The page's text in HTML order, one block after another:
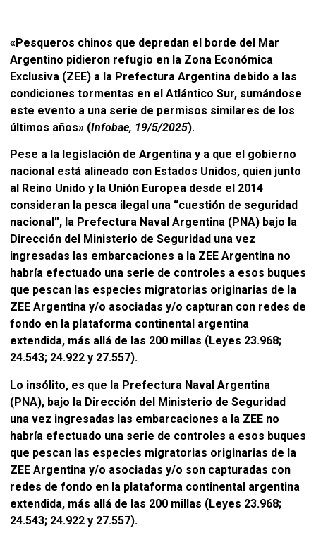
«Pesqueros chinos que depredan el borde del Mar
Argentino pidieron refugio en la Zona Económica
Exclusiva (ZEE) a la Prefectura Argentina debido a las
condiciones tormentas en el Atlántico Sur, sumándose
este evento a una serie de permisos similares de los
últimos años» (Infobae, 19/5/2025).
Pese a la legislación de Argentina y a que el gobierno
nacional está alineado con Estados Unidos, quien junto
al Reino Unido y la Unión Europea desde el 2014
consideran la pesca ilegal una “cuestión de seguridad
nacional”, la Prefectura Naval Argentina (PNA) bajo la
Dirección del Ministerio de Seguridad una vez
ingresadas las embarcaciones a la ZEE Argentina no
habría efectuado una serie de controles a esos buques
que pescan las especies migratorias originarias de la
ZEE Argentina y/o asociadas y/o capturan con redes de
fondo en la plataforma continental argentina
extendida, más allá de las 200 millas (Leyes 23.968;
24.543; 24.922 y 27.557).
Lo insólito, es que la Prefectura Naval Argentina
(PNA), bajo la Dirección del Ministerio de Seguridad
una vez ingresadas las embarcaciones a la ZEE no
habría efectuado una serie de controles a esos buques
que pescan las especies migratorias originarias de la
ZEE Argentina y/o asociadas y/o son capturadas con
redes de fondo en la plataforma continental argentina
extendida, más allá de las 200 millas (Leyes 23.968;
24.543; 24.922 y 27.557).